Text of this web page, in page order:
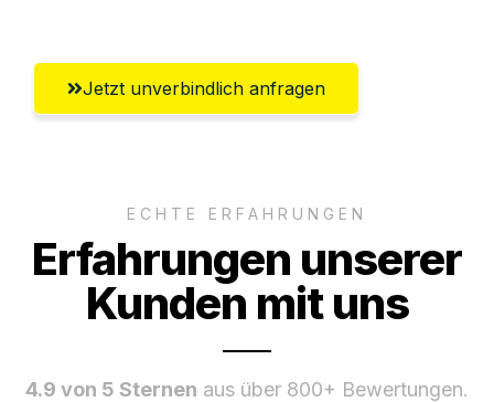
Jetzt unverbindlich anfragen
ECHTE ERFAHRUNGEN
Erfahrungen unserer
Kunden mit uns
4.9 von 5 Sternen aus über 800+ Bewertungen.